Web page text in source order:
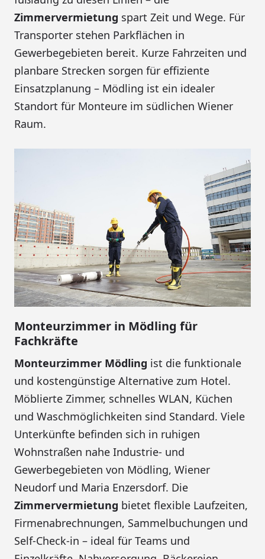
Zimmervermietung spart Zeit und Wege. Für
Transporter stehen Parkflächen in
Gewerbegebieten bereit. Kurze Fahrzeiten und
planbare Strecken sorgen für effiziente
Einsatzplanung – Mödling ist ein idealer
Standort für Monteure im südlichen Wiener
Raum.
Monteurzimmer in Mödling für
Fachkräfte
Monteurzimmer Mödling ist die funktionale
und kostengünstige Alternative zum Hotel.
Möblierte Zimmer, schnelles WLAN, Küchen
und Waschmöglichkeiten sind Standard. Viele
Unterkünfte befinden sich in ruhigen
Wohnstraßen nahe Industrie- und
Gewerbegebieten von Mödling, Wiener
Neudorf und Maria Enzersdorf. Die
Zimmervermietung bietet flexible Laufzeiten,
Firmenabrechnungen, Sammelbuchungen und
Self-Check-in – ideal für Teams und